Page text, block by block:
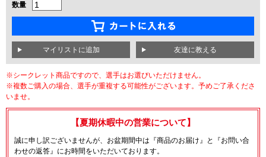
数量
友達に教える
※シークレット商品ですので、選手はお選びいただけません。
※複数ご購入の場合、選手が重複する可能性がございます。予めご了承くださ
いませ。
【夏期休暇中の営業について】
誠に申し訳ございませんが、お盆期間中は『商品のお届け』と『お問い合
わせの返答』にお時間をいただいております。